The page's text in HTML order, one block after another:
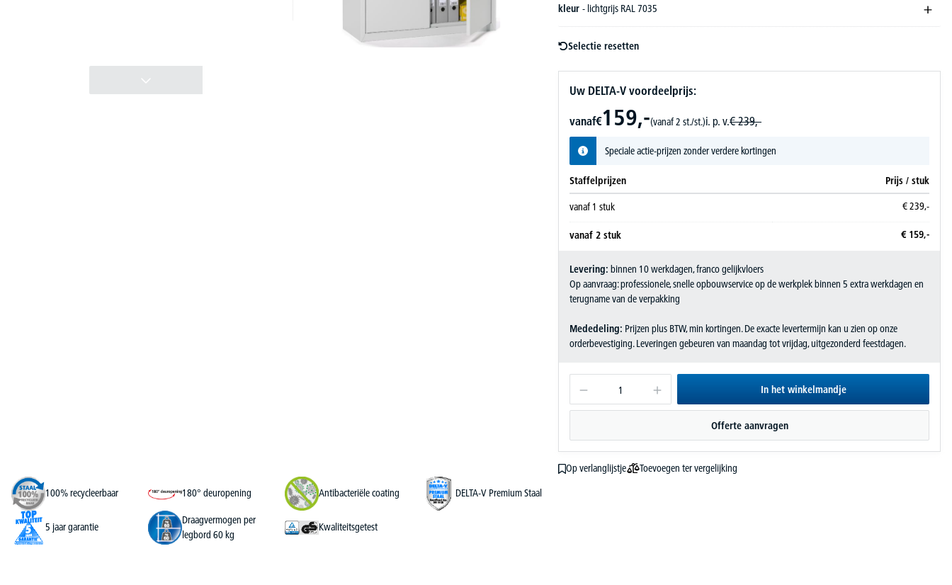
kleur - lichtgrijs RAL 7035
Selectie resetten
Uw DELTA-V voordeelprijs:
vanaf€159,-(vanaf 2 st./st.)i. p. v.€ 239,-
Speciale actie-prijzen zonder verdere kortingen
Staffelprijzen Prijs / stuk
vanaf 1 stuk €239,-
vanaf 2 stuk € 159,-
Levering: binnen 10 werkdagen, franco gelijkvloers
Op aanvraag: professionele, snelle opbouwservice op de werkplek binnen 5 extra werkdagen en
terugname van de verpakking
Mededeling: Prijzen plus BTW, min kortingen. De exacte levertermijn kan u zien op onze
orderbevestiging. Leveringen gebeuren van maandag tot vrijdag, uitgezonderd feestdagen.
In het winkelmandje
Offerte aanvragen
Op verlanglijstje
Toevoegen ter vergelijking
100% recycleerbaar
180° deuropening Antibacteriële coating DELTA-V Premium Staal
5 jaar garantie
Draagvermogen per
legbord 60 kg
Kwaliteitsgetest